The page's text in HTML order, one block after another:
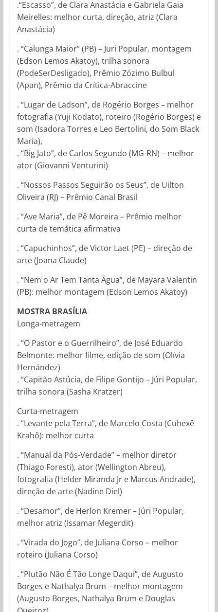
.“Escasso”, de Clara Anastácia e Gabriela Gaia
Meirelles: melhor curta, direção, atriz (Clara
Anastácia)
. “Calunga Maior” (PB) – Juri Popular, montagem
(Edson Lemos Akatoy), trilha sonora
(PodeSerDesligado), Prêmio Zózimo Bulbul
(Apan), Prêmio da Crítica-Abraccine
. “Lugar de Ladson”, de Rogério Borges – melhor
fotografia (Yuji Kodato), roteiro (Rogério Borges) e
som (Isadora Torres e Leo Bertolini, do Som Black
Maria),
. “Big Jato”, de Carlos Segundo (MG-RN) – melhor
ator (Giovanni Venturini)
. “Nossos Passos Seguirão os Seus”, de Uilton
Oliveira (RJ) – Prêmio Canal Brasil
. “Ave Maria”, de Pê Moreira – Prêmio melhor
curta de temática afirmativa
. “Capuchinhos”, de Victor Laet (PE) – direção de
arte (Joana Claude)
. “Nem o Ar Tem Tanta Água”, de Mayara Valentin
(PB): melhor montagem (Edson Lemos Akatoy)
MOSTRA BRASÍLIA
Longa-metragem
. “O Pastor e o Guerrilheiro”, de José Eduardo
Belmonte: melhor filme, edição de som (Olívia
Hernández)
. “Capitão Astúcia, de Filipe Gontijo – Júri Popular,
trilha sonora (Sasha Kratzer)
Curta-metragem
. “Levante pela Terra”, de Marcelo Costa (Cuhexê
Krahô): melhor curta
. “Manual da Pós-Verdade” – melhor diretor
(Thiago Foresti), ator (Wellington Abreu),
fotografia (Helder Miranda Jr e Marcus Andrade),
direção de arte (Nadine Diel)
. “Desamor”, de Herlon Kremer – Júri Popular,
melhor atriz (Issamar Megerdit)
. “Virada do Jogo”, de Juliana Corso – melhor
roteiro (Juliana Corso)
. “Plutão Não É Tão Longe Daqui”, de Augusto
Borges e Nathalya Brum – melhor montagem
(Augusto Borges, Nathalya Brum e Douglas